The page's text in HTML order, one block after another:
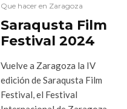
Que hacer en Zaragoza
Saraqusta Film
Festival 2024
Vuelve a Zaragoza la IV
edición de Saraqusta Film
Festival, el Festival